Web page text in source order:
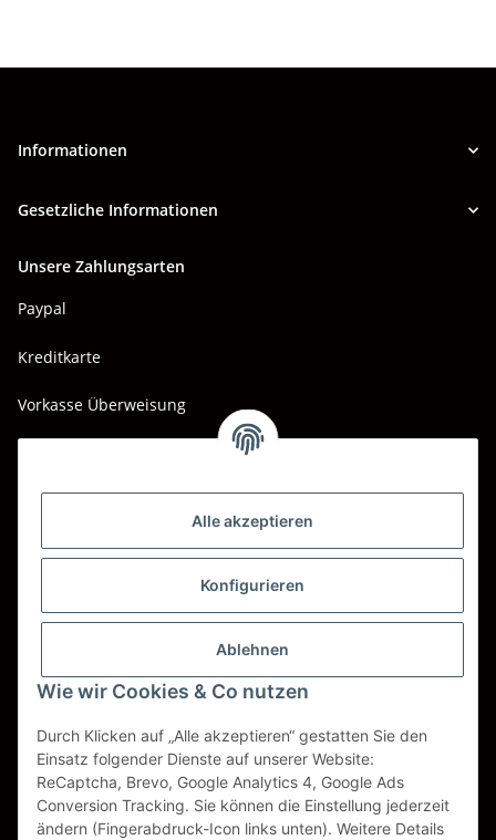
Alle akzeptieren
Konfigurieren
Ablehnen
Wie wir Cookies & Co nutzen
Durch Klicken auf „Alle akzeptieren“ gestatten Sie den
Einsatz folgender Dienste auf unserer Website:
ReCaptcha, Brevo, Google Analytics 4, Google Ads
Conversion Tracking. Sie können die Einstellung jederzeit
ändern (Fingerabdruck-Icon links unten). Weitere Details
Informationen
Gesetzliche Informationen
Unsere Zahlungsarten
Paypal
Kreditkarte
Vorkasse Überweisung
Wir versenden mit
Spedition BTG
Spedition Schenker
Vertrag widerrufen